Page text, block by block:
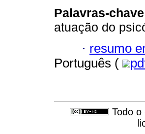
Palavras-
atuação do
· resumo
Português (
Todo